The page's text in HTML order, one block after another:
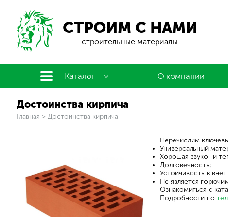
СТРОИМ С НАМИ
строительные материалы
Каталог О компании
Достоинства кирпича
Вы здесь
Главная > Достоинства кирпича
Перечислим
Универсальный
Хорошая звуко- и
Долговечность;
Устойчивость к
Не является
Ознакомиться с
Подробности по